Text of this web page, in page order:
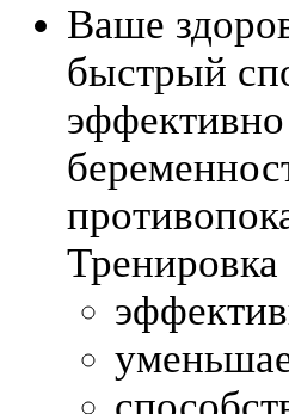
Ваше
быстрый
эффективно